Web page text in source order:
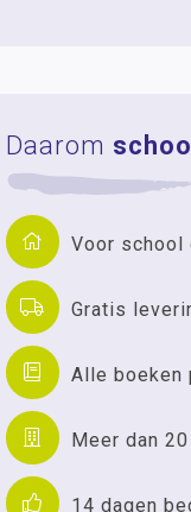
Daarom
Voor school
Gratis
Alle boeken
Meer dan
14 dagen